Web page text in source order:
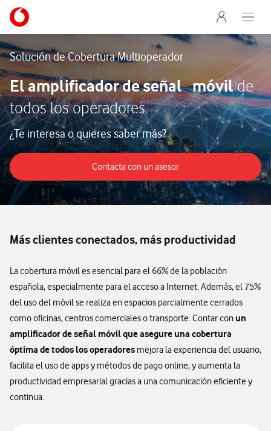
Ir a la pagina principal de vodafone.es
Menu
Abre
Solución de Cobertura Multioperador
El amplificador de señal móvilde
todos los operadores
¿Te interesa o quieres saber más?
Contacta con un asesorContacta con un asesor
Más clientes conectados, más productividad
La cobertura móvil es esencial para el 66% de la población
española, especialmente para el acceso a Internet. Además, el 75%
del uso del móvil se realiza en espacios parcialmente cerrados
como oficinas, centros comerciales o transporte. Contar con un
amplificador de señal móvil que asegure una cobertura
óptima de todos los operadores mejora la experiencia del usuario,
facilita el uso de apps y métodos de pago online, y aumenta la
productividad empresarial gracias a una comunicación eficiente y
continua.
Abrir formulario de solicitud de contacto